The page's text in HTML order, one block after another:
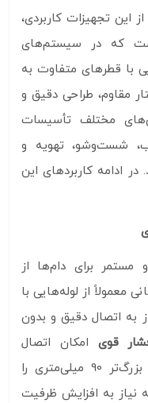
این تجهیزات کاربردی،
که در سیستم‌های
با قطرهای متفاوت به
مقاوم، طراحی دقیق و
مختلف تأسیسات
شست‌وشو، تهویه و
در ادامه کاربردهای این
برای دام‌ها از
معمولاً از لوله‌هایی با
به اتصال دقیق و بدون
امکان اتصال
لوله‌های 63 میلی‌متری به لوله‌های بزرگ‌تر 90 میلی‌متری را
نیاز به افزایش ظرفیت